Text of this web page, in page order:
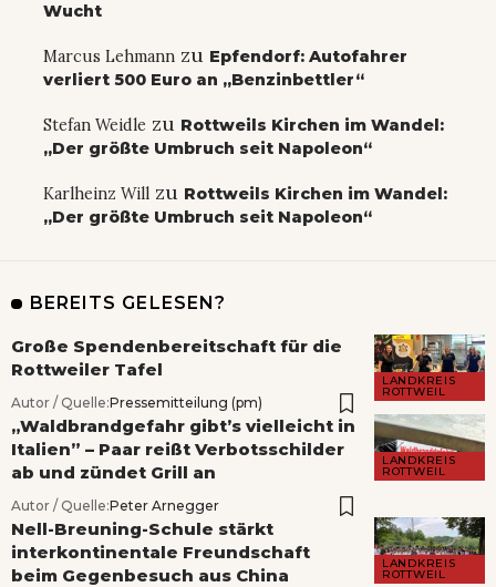
Wucht
Marcus Lehmann zu Epfendorf: Autofahrer
verliert 500 Euro an „Benzinbettler“
Stefan Weidle zu Rottweils Kirchen im Wandel:
„Der größte Umbruch seit Napoleon“
Karlheinz Will zu Rottweils Kirchen im Wandel:
„Der größte Umbruch seit Napoleon“
BEREITS GELESEN?
LANDKREIS
ROTTWEIL
Große Spendenbereitschaft für die
Rottweiler Tafel
Autor / Quelle:Pressemitteilung (pm)
LANDKREIS
ROTTWEIL
„Waldbrandgefahr gibt’s vielleicht in
Italien” – Paar reißt Verbotsschilder
ab und zündet Grill an
Autor / Quelle:Peter Arnegger
LANDKREIS
ROTTWEIL
Nell-Breuning-Schule stärkt
interkontinentale Freundschaft
beim Gegenbesuch aus China